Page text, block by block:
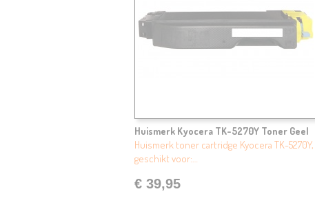
Huismerk Kyocera TK-5270Y Toner Geel
Huismerk toner cartridge Kyocera TK-5270Y,
geschikt voor:…
€ 39,95